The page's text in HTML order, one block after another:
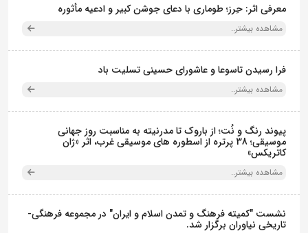
معرفی اثر: حِرز؛ طوماری با دعای جوشن کبیر و ادعیه مأثوره
مشاهده بیشتر..
فرا رسیدن تاسوعا و عاشورای حسینی تسلیت باد
مشاهده بیشتر..
پیوند رنگ و نُت؛ از باروک تا مدرنیته به مناسبت روز جهانی
موسیقی؛ 38 پرتره از اسطوره های موسیقی غرب، اثر «ژان
کاتریکس»
مشاهده بیشتر..
نشست "کمیته فرهنگ و تمدن اسلام و ایران" در مجموعه فرهنگی‌-
تاریخی نیاوران برگزار شد.